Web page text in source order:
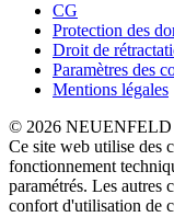
CG
Protection des
Droit de
Paramètres des
Mentions légales
© 2026 NEUENFELD
Ce site web utilise des
fonctionnement
paramétrés. Les autres
confort d'utilisation de